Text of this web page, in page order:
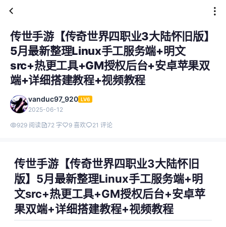
传世手游【传奇世界四职业3大陆怀旧版】
5月最新整理Linux手工服务端+明文
src+热更工具+GM授权后台+安卓苹果双
端+详细搭建教程+视频教程
vanduc97_920 LV6
2025-06-12
929 阅读 72 字 9 喜欢 21 评论
传世手游【传奇世界四职业3大陆怀旧
版】5月最新整理Linux手工服务端+明
文src+热更工具+GM授权后台+安卓苹
果双端+详细搭建教程+视频教程